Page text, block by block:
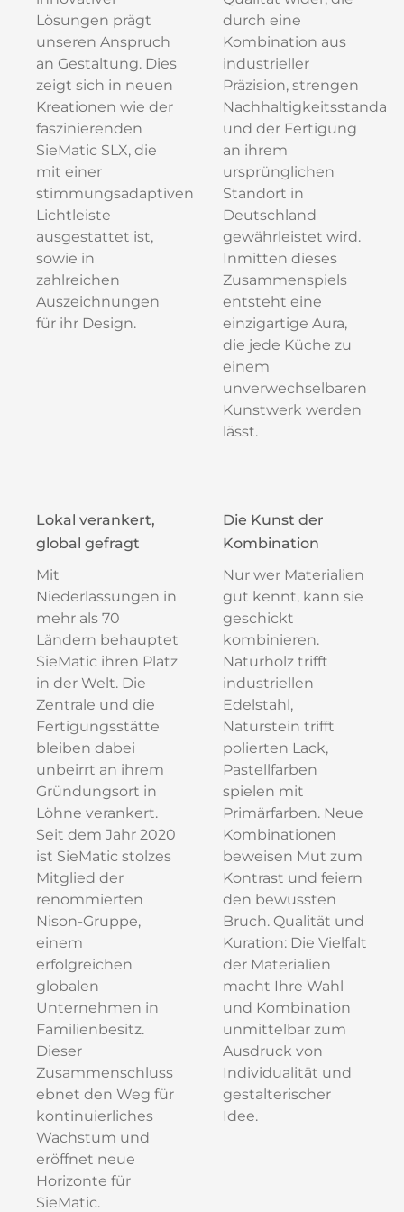
Lösungen prägt
unseren Anspruch
an Gestaltung. Dies
zeigt sich in neuen
Kreationen wie der
faszinierenden
SieMatic SLX, die
mit einer
stimmungsadaptiven
Lichtleiste
ausgestattet ist,
sowie in
zahlreichen
Auszeichnungen
für ihr Design.
durch eine
Kombination aus
industrieller
Präzision, strengen
und der Fertigung
an ihrem
ursprünglichen
Standort in
Deutschland
gewährleistet wird.
Inmitten dieses
Zusammenspiels
entsteht eine
einzigartige Aura,
die jede Küche zu
einem
unverwechselbaren
Kunstwerk werden
lässt.
Lokal verankert,
global gefragt
Mit
Niederlassungen in
mehr als 70
Ländern behauptet
SieMatic ihren Platz
in der Welt. Die
Zentrale und die
Fertigungsstätte
bleiben dabei
unbeirrt an ihrem
Gründungsort in
Löhne verankert.
Seit dem Jahr 2020
ist SieMatic stolzes
Mitglied der
renommierten
Nison-Gruppe,
einem
erfolgreichen
globalen
Unternehmen in
Familienbesitz.
Dieser
Zusammenschluss
ebnet den Weg für
kontinuierliches
Wachstum und
eröffnet neue
Horizonte für
SieMatic.
Die Kunst der
Kombination
Nur wer Materialien
gut kennt, kann sie
geschickt
kombinieren.
Naturholz trifft
industriellen
Edelstahl,
Naturstein trifft
polierten Lack,
Pastellfarben
spielen mit
Primärfarben. Neue
Kombinationen
beweisen Mut zum
Kontrast und feiern
den bewussten
Bruch. Qualität und
Kuration: Die Vielfalt
der Materialien
macht Ihre Wahl
und Kombination
unmittelbar zum
Ausdruck von
Individualität und
gestalterischer
Idee.